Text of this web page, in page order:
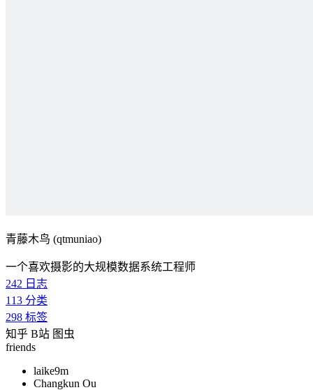
青藤木鸟 (qtmuniao)
一个喜欢摄影的大规模数据系统工程师
242 日志
113 分类
298 标签
知乎 B站 图虫
friends
laike9m
Changkun Ou